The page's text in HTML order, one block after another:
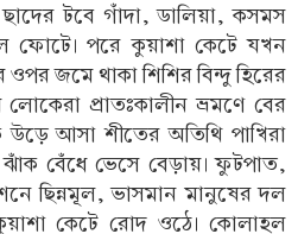
ছাদের টবে গাঁদা, ডালিয়া, কসমস
পরে কুয়াশা কেটে যখন
জমে থাকা শিশির বিন্দু হিরের
লোকেরা প্রাতঃকালীন ভ্রমণে বের
উড়ে আসা শীতের অতিথি পাখিরা
ঝাঁক বেঁধে ভেসে বেড়ায়। ফুটপাত,
ছিন্নমূল, ভাসমান মানুষের দল
কেটে রোদ ওঠে। কোলাহল